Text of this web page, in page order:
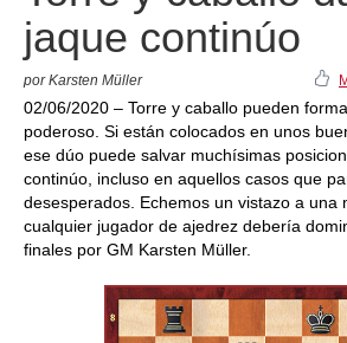
jaque continúo
por Karsten Müller
02/06/2020 – Torre y caballo pueden
poderoso. Si están colocados en unos
ese dúo puede salvar muchísimas
continúo, incluso en aquellos casos que
desesperados. Echemos un vistazo a una
cualquier jugador de ajedrez debería
finales por GM Karsten Müller.